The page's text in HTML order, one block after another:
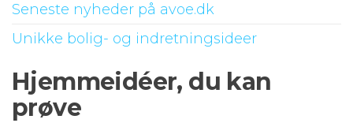
Seneste nyheder på avoe.dk
Unikke bolig- og indretningsideer
Hjemmeidéer, du kan
prøve